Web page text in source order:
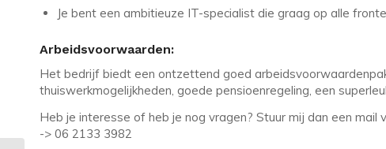
Je bent een ambitieuze IT-specialist die graag op alle
Arbeidsvoorwaarden:
Het bedrijf biedt een ontzettend goed
thuiswerkmogelijkheden, goede pensioenregeling, een
Heb je interesse of heb je nog vragen? Stuur mij dan een
-> 06 2133 3982